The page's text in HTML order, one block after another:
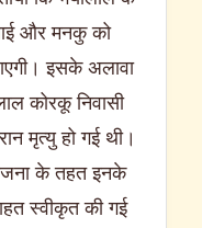
और मनकु को
इसके अलावा
कोरकू निवासी
मृत्यु हो गई थी।
के तहत इनके
स्वीकृत की गई